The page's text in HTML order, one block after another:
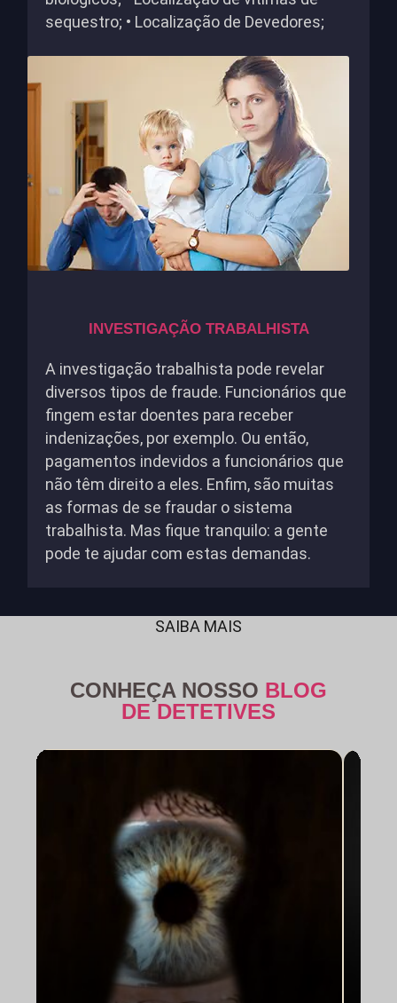
sequestro; • Localização de Devedores;
INVESTIGAÇÃO TRABALHISTA
A investigação trabalhista pode revelar
diversos tipos de fraude. Funcionários que
fingem estar doentes para receber
indenizações, por exemplo. Ou então,
pagamentos indevidos a funcionários que
não têm direito a eles. Enfim, são muitas
as formas de se fraudar o sistema
trabalhista. Mas fique tranquilo: a gente
pode te ajudar com estas demandas.
SAIBA MAIS
CONHEÇA NOSSO BLOG
DE DETETIVES